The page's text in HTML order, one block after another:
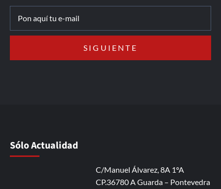
Sólo Actualidad
C/Manuel Álvarez, 8A 1ºA
CP.36780 A Guarda – Pontevedra